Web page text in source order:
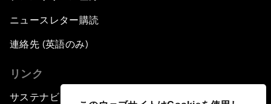
ニュースレター購読
連絡先 (英語のみ)
リンク
サステナビリティへの取り組み